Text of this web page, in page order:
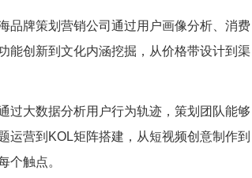
品牌策划营销公司通过用户画像分析、消费
能创新到文化内涵挖掘，从价格带设计到渠
过大数据分析用户行为轨迹，策划团队能够
运营到KOL矩阵搭建，从短视频创意制作到
个触点。